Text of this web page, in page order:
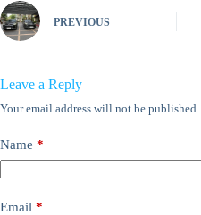
PREVIOUS
Leave a Reply
Your email address will not be published.
Name *
Email *